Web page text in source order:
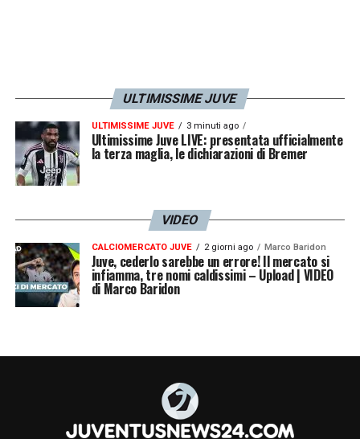
ULTIMISSIME JUVE
ULTIMISSIME JUVE 3 minuti ago
Ultimissime Juve LIVE: presentata ufficialmente
la terza maglia, le dichiarazioni di Bremer
VIDEO
CALCIOMERCATO JUVE 2 giorni ago Marco Baridon
Juve, cederlo sarebbe un errore! Il mercato si
infiamma, tre nomi caldissimi – Upload | VIDEO
di Marco Baridon